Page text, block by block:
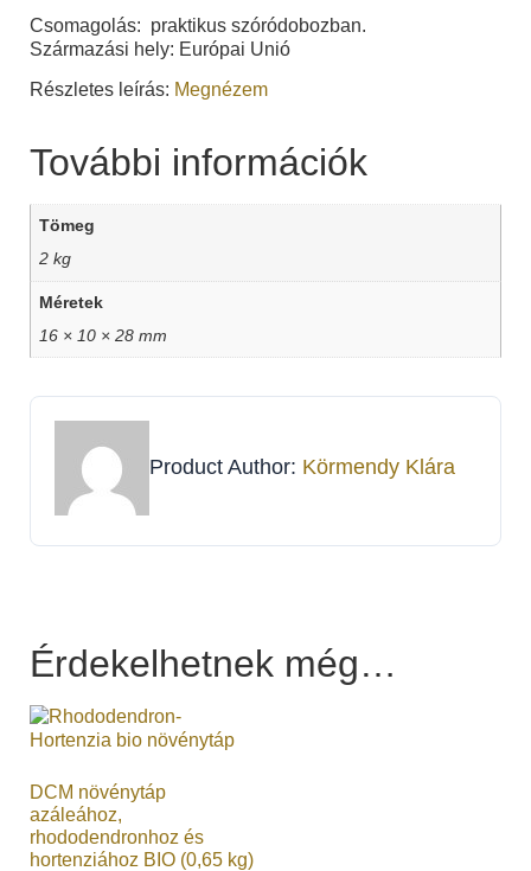
Csomagolás: praktikus szóródobozban.
Származási hely: Európai Unió
Részletes leírás: Megnézem
További információk
Tömeg
2 kg
Méretek
16 × 10 × 28 mm
Product Author: Körmendy Klára
Érdekelhetnek még…
DCM növénytáp
azáleához,
rhododendronhoz és
hortenziához BIO (0,65 kg)